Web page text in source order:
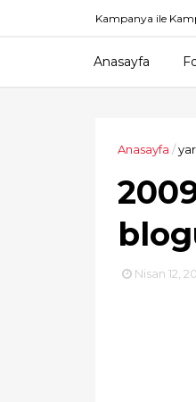
Kampanya ile
Anasayfa
Anasayfa /
Nisan 12,